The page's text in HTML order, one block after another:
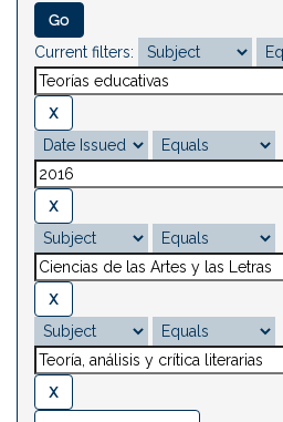
Current filters: